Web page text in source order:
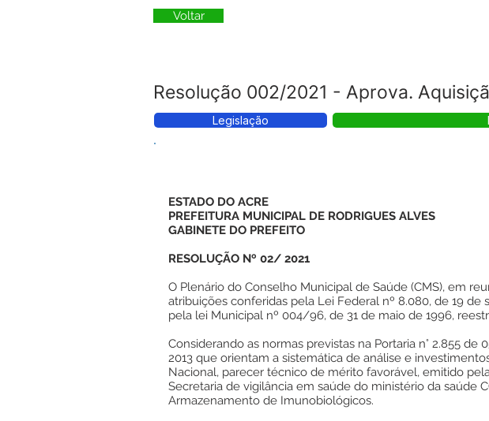
Voltar
Resolução 002/2021 - Aprova.
Legislação
ESTADO DO ACRE
PREFEITURA MUNICIPAL DE RODRIGUES ALVES
GABINETE DO PREFEITO
RESOLUÇÃO Nº 02/ 2021
O Plenário do Conselho Municipal de Saúde (CMS), em
atribuições conferidas pela Lei Federal nº 8.080, de 19
pela lei Municipal nº 004/96, de 31 de maio de 1996,
Considerando as normas previstas na Portaria n° 2.855
2013 que orientam a sistemática de análise e
Nacional, parecer técnico de mérito favorável, emitido
Secretaria de vigilância em saúde do ministério da saúde
Armazenamento de Imunobiológicos.